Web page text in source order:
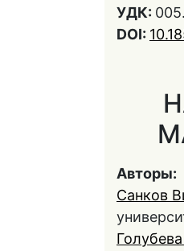
УДК:
DOI:
Авторы:
Санков